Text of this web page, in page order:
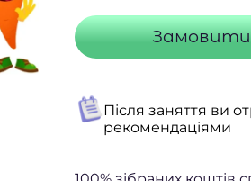
Замовити
Після заняття ви
рекомендаціями